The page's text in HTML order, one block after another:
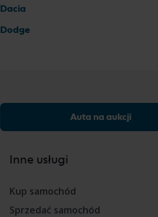
Dacia
Dodge
Auta na aukcji
Inne usługi
Kup samochód
Sprzedać samochód